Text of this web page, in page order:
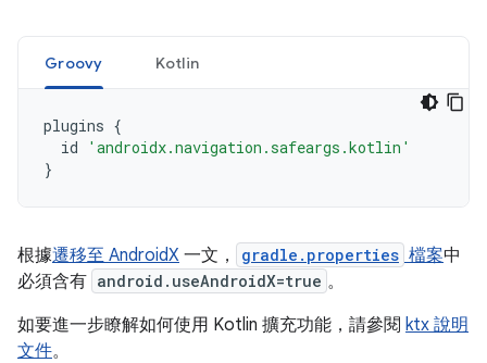
Groovy Kotlin
plugins {
id
'androidx.navigation.safeargs.kotlin'
}
根據遷移至 AndroidX 一文， gradle.properties 檔案中
必須含有 android.useAndroidX=true 。
如要進一步瞭解如何使用 Kotlin 擴充功能，請參閱 ktx 說明
文件。